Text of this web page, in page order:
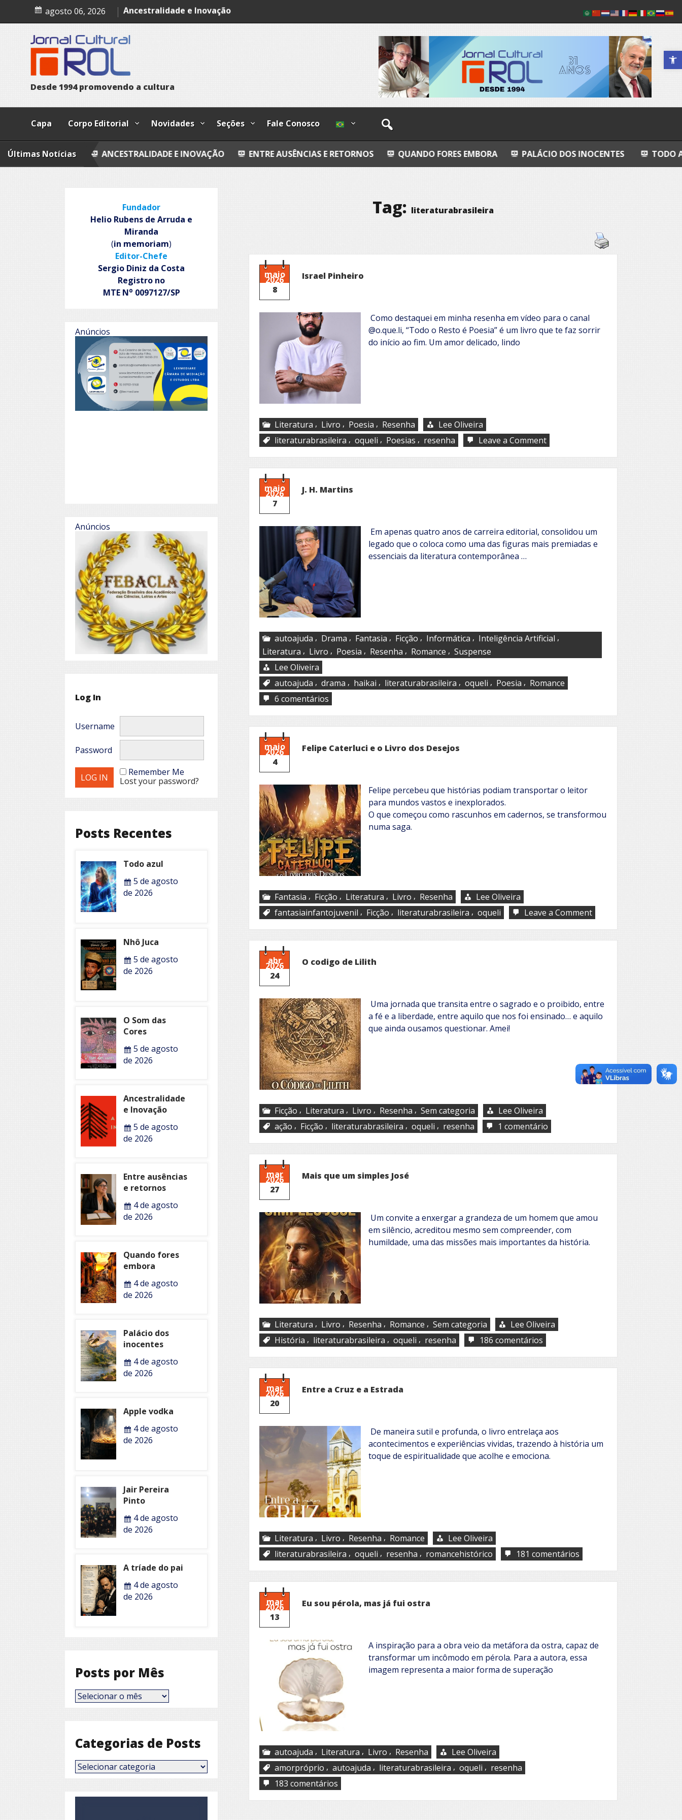
Abrir a
content
agosto 06, 2026
O Som das Cores
Ancestralidade e Inovação
Entre ausências e retornos
Palácio dos inocentes
Desde1994 promovendo a cultura
Capa Corpo Editorial Novidades Seções Fale Conosco
Últimas NotíciasANCESTRALIDADE E INOVAÇÃO ENTRE AUSÊNCIAS E RETORNOS QUANDO FORES EMBORA PALÁCIO DOS INOCENTES TODO AZUL
Tag: literaturabrasileira
maio
2026
8
Israel Pinheiro
Como destaquei em minha resenha em vídeo para o canal
@o.que.li, “Todo o Resto é Poesia” é um livro que te faz sorrir
do início ao fim. Um amor delicado, lindo
Literatura , Livro , Poesia , Resenha
Lee Oliveira
literaturabrasileira , oqueli , Poesias , resenha Leave a Commenton
Israel
Pinheiro
maio
2026
7
J. H. Martins
Em apenas quatro anos de carreira editorial, consolidou um
legado que o coloca como uma das figuras mais premiadas e
essenciais da literatura contemporânea …
autoajuda , Drama , Fantasia , Ficção , Informática , Inteligência Artificial ,
Literatura , Livro , Poesia , Resenha , Romance , Suspense
Lee Oliveira
autoajuda , drama , haikai , literaturabrasileira , oqueli , Poesia , Romance
6 comentários
J.
H.
Martins
maio
2026
4
Felipe Caterluci e o Livro dos Desejos
Felipe percebeu que histórias podiam transportar o leitor
para mundos vastos e inexplorados.
O que começou como rascunhos em cadernos, se transformou
numa saga.
Fantasia , Ficção , Literatura , Livro , Resenha
Lee Oliveira
fantasiainfantojuvenil , Ficção , literaturabrasileira , oqueli Leave a Commenton
Felipe
Caterluci
e
abr
2026
24
O codigo de Lilith
Uma jornada que transita entre o sagrado e o proibido, entre
a fé e a liberdade, entre aquilo que nos foi ensinado… e aquilo
que ainda ousamos questionar. Amei!
Ficção , Literatura , Livro , Resenha , Sem categoria
Lee Oliveira
ação , Ficção , literaturabrasileira , oqueli , resenha 1 comentário
O
codigo
de
mar
2026
27
Mais que um simples José
Um convite a enxergar a grandeza de um homem que amou
em silêncio, acreditou mesmo sem compreender, com
humildade, uma das missões mais importantes da história.
Literatura , Livro , Resenha , Romance , Sem categoria
Lee Oliveira
História , literaturabrasileira , oqueli , resenha 186 comentários
Mais
que
um
mar
2026
20
Entre a Cruz e a Estrada
De maneira sutil e profunda, o livro entrelaça aos
acontecimentos e experiências vividas, trazendo à história um
toque de espiritualidade que acolhe e emociona.
Literatura , Livro , Resenha , Romance
Lee Oliveira
literaturabrasileira , oqueli , resenha , romancehistórico 181 comentários
Entre
a
Cruz
mar
2026
13
Eu sou pérola, mas já fui ostra
A inspiração para a obra veio da metáfora da ostra, capaz de
transformar um incômodo em pérola. Para a autora, essa
imagem representa a maior forma de superação
autoajuda , Literatura , Livro , Resenha
Lee Oliveira
amorpróprio , autoajuda , literaturabrasileira , oqueli , resenha
183 comentários
Eu
sou
Fundador
Helio Rubens de Arruda e
Miranda
(in memoriam)
Editor-Chefe
Sergio Diniz da Costa
Registro no
MTE No 0097127/SP
Anúncios
Anúncios
Log In
Username
Password
Remember Me
Lost your password?
Posts Recentes
Todo azul
5 de agosto
de 2026
Nhô Juca
5 de agosto
de 2026
O Som das
Cores
5 de agosto
de 2026
Ancestralidade
e Inovação
5 de agosto
de 2026
Entre ausências
e retornos
4 de agosto
de 2026
Quando fores
embora
4 de agosto
de 2026
Palácio dos
inocentes
4 de agosto
de 2026
Apple vodka
4 de agosto
de 2026
Jair Pereira
Pinto
4 de agosto
de 2026
A tríade do pai
4 de agosto
de 2026
Posts por Mês
Posts
por
Categorias de Posts
Categorias
de